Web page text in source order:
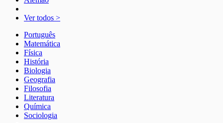
Ver todos >
Português
Matemática
Física
História
Biologia
Geografia
Filosofia
Literatura
Química
Sociologia